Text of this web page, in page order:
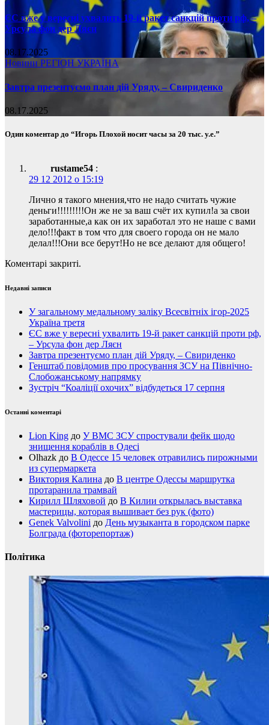
ЄС вже у вересні ухвалить 19-й ракет санкцій проти рф, –
Урсула фон дер Ляєн
08.17.2025
Новини РЕГІОН УКРАЇНА
Завтра презентуємо план дій Уряду, – Свириденко
08.17.2025
Один коментар до “Игорь Плохой носит часы за 20 тыс. у.е.”
rustame54 :
29 12 2012 о 15:19
Лично я такого мнения,что не надо считать чужие
деньги!!!!!!!!!Он же не за ваш счёт их купил!а за свои
заработанные,а как он их заработал это не наше с вами
дело!!!факт в том что для своего города он не мало
делал!!!Они все берут!Но не все делают для общего!
Коментарі закриті.
Недавні записи
У загальному медальному заліку Всесвітніх ігор-2025
Україна третя
ЄС вже у вересні ухвалить 19-й ракет санкцій проти рф,
– Урсула фон дер Ляєн
Завтра презентуємо план дій Уряду, – Свириденко
Генштаб повідомив про просування ЗСУ на Північно-
Слобожанському напрямку
Зустріч “Коаліції охочих” відбудеться 17 серпня
Останні коментарі
Lion King до У ВМС ЗСУ спростували фейк щодо
знищення кораблів в Одесі
Olhazk до В Одессе 15 человек отравились пирожными
из супермаркета
Виктория Калина до В центре Одессы маршрутка
протаранила трамвай
Кирилл Шляховой до В Килии открылась выставка
мастерицы, которая вышивает без рук (фото)
Genek Valvolini до День музыканта в городском парке
Болграда (фоторепортаж)
Політика